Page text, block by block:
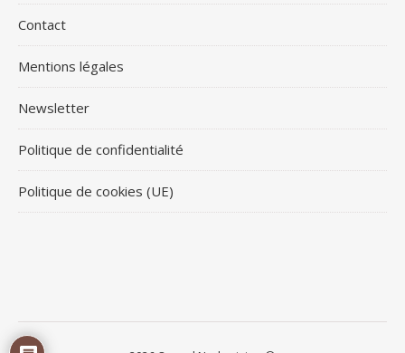
Contact
Mentions légales
Newsletter
Politique de confidentialité
Politique de cookies (UE)